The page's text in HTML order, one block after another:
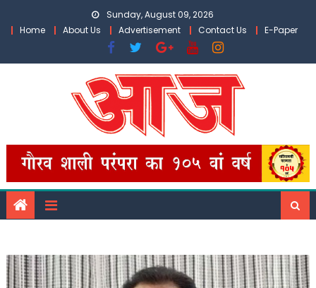
Sunday, August 09, 2026
Home
About Us Advertisement Contact Us E-Paper